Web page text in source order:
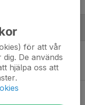
för att vår
De används
hjälpa oss att